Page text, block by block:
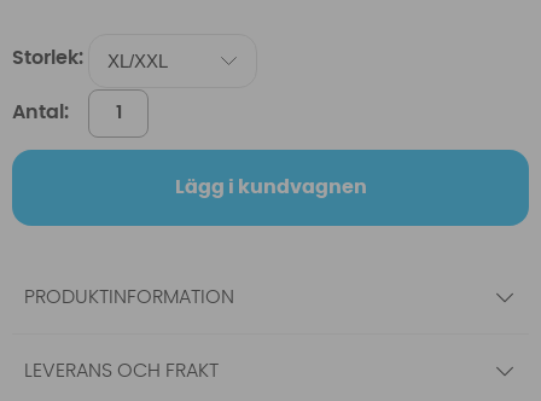
Storlek:
Antal:
Lägg i kundvagnen
PRODUKTINFORMATION
LEVERANS OCH FRAKT